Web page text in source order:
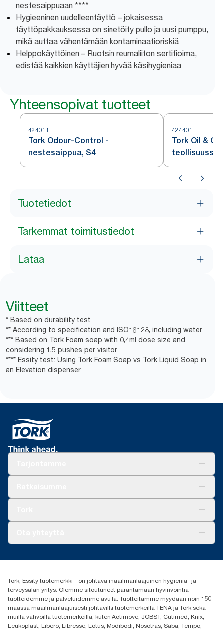
nestesaippuaan ****
Hygieeninen uudelleentäyttö – jokaisessa
täyttöpakkauksessa on sinetöity pullo ja uusi pumppu,
mikä auttaa vähentämään kontaminaatioriskiä
Helppokäyttöinen – Ruotsin reumaliiton sertifioima,
edistää kaikkien käyttäjien hyvää käsihygieniaa
Yhteensopivat tuotteet
424011
Tork Odour-Control -
nestesaippua, S4
424401
Tork Oil &
Tuotetiedot
Tarkemmat toimitustiedot
Lataa
Viitteet
* Based on durability test
** According to specification and ISO16128, including water
*** Based on Tork Foam soap with 0,4ml dose size and
considering 1,5 pushes per visitor
**** Essity test: Using Tork Foam Soap vs Tork Liquid Soap in
an Elevation dispenser
(+358) 9 5068 8222
Oy Essity Finland Ab
Revontulenkuja 1
02100 Espoo
Tork, Essity tuotemerkki - on johtava maailmanlaajuinen hygienia- ja
terveysalan yritys. Olemme sitoutuneet parantamaan hyvinvointia
tuotteidemme ja palveluidemme avulla. Tuotteitamme myydään noin 150
maassa maailmanlaajuisesti johtavilla tuotemerkeillä TENA ja Tork sekä
muilla vahvoilla tuotemerkeillä, kuten Actimove, JOBST, Cutimed, Knix,
Leukoplast, Libero, Libresse, Lotus, Modibodi, Nosotras, Saba, Tempo,